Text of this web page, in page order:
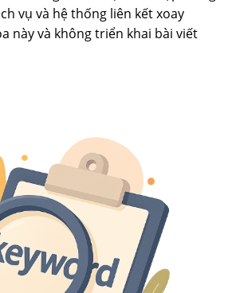
vụ và hệ thống liên kết xoay
này và không triển khai bài viết